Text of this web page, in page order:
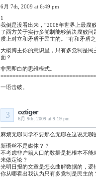
6月 7th, 2009 at 6:49 pm
1
我倒是没看出来，“2008年世界上最腐
了西方关于实行多党制能够解决腐败
质上对立和矛盾于民主的。”有和矛盾之
大概博主你的意识里，只有多党制是
面？
非黑即白的思维模式。
一语击破。
oztiger
6月 9th, 2009 at 9:19 pm
3
麻烦无聊同学不要那么无聊在这说无
新语丝不是媒体？？
不考虑非户籍人口的数据是把根本不能
来做定论？
光明日报的文章是怎么曲解数据的，
你从哪看出我认为只有多党制是民主的